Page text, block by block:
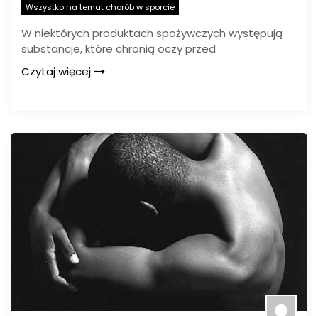
Wszystko na temat chorób w sporcie
W niektórych produktach spożywczych występują
substancje, które chronią oczy przed
Czytaj więcej